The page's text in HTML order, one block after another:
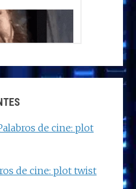
de cine: plot
de cine: plot twist